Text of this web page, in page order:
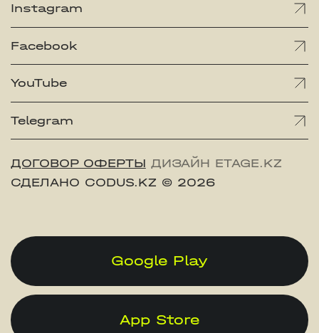
Instagram
Facebook
YouTube
Telegram
ДОГОВОР ОФЕРТЫ ДИЗАЙН ETAGE.KZ
СДЕЛАНО CODUS.KZ © 2026
Google Play
App Store